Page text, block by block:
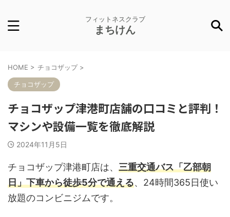
フィットネスクラブ
まちけん
HOME > チョコザップ >
チョコザップ
チョコザップ津港町店舗の口コミと評判！
マシンや設備一覧を徹底解説
2024年11月5日
チョコザップ津港町店は、 三重交通バス「乙部朝
日」下車から徒歩5分で通える、24時間365日使い
放題のコンビニジムです。